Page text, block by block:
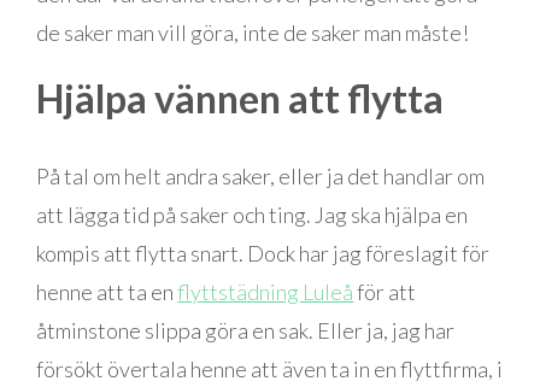
de saker man vill göra, inte de saker man måste!
Hjälpa vännen att flytta
På tal om helt andra saker, eller ja det handlar om
att lägga tid på saker och ting. Jag ska hjälpa en
kompis att flytta snart. Dock har jag föreslagit för
henne att ta enflyttstädning Luleåför att
åtminstone slippa göra en sak. Eller ja, jag har
försökt övertala henne att även ta in en flyttfirma, i